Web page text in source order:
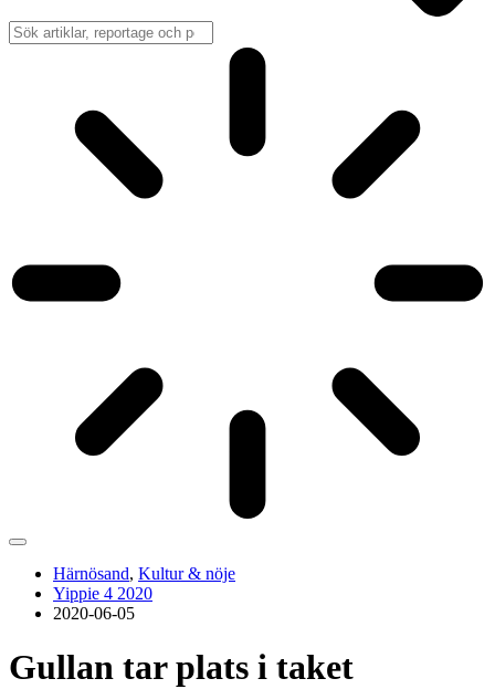
Härnösand, Kultur & nöje
Yippie 4 2020
2020-06-05
Gullan tar plats i taket